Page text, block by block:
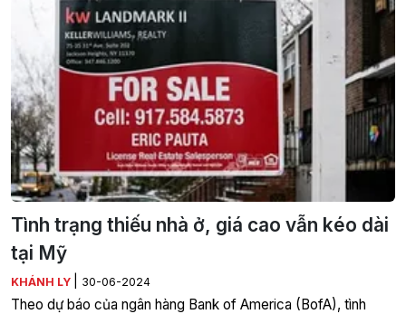
Tình trạng thiếu nhà ở, giá cao vẫn kéo dài
tại Mỹ
KHÁNH LY 30-06-2024
Theo dự báo của ngân hàng Bank of America (BofA), tình